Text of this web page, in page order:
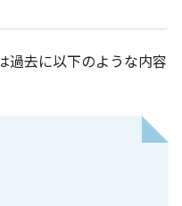
過去に以下のような内容